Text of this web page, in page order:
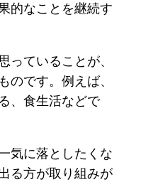
的なことを継続す
っていることが、
のです。例えば、
、食生活などで
気に落としたくな
る方が取り組みが